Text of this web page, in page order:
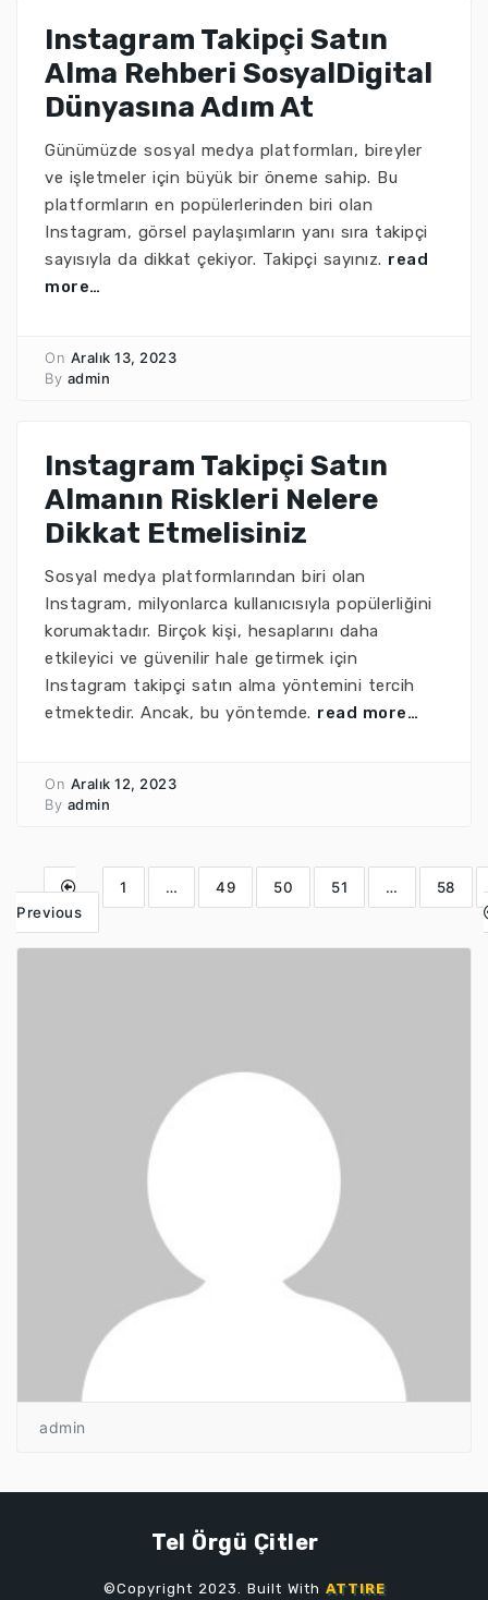
Instagram Takipçi Satın
Alma Rehberi SosyalDigital
Dünyasına Adım At
Günümüzde sosyal medya platformları, bireyler
ve işletmeler için büyük bir öneme sahip. Bu
platformların en popülerlerinden biri olan
Instagram, görsel paylaşımların yanı sıra takipçi
sayısıyla da dikkat çekiyor. Takipçi sayınız. read
more…
On Aralık 13, 2023
By admin
Instagram Takipçi Satın
Almanın Riskleri Nelere
Dikkat Etmelisiniz
Sosyal medya platformlarından biri olan
Instagram, milyonlarca kullanıcısıyla popülerliğini
korumaktadır. Birçok kişi, hesaplarını daha
etkileyici ve güvenilir hale getirmek için
Instagram takipçi satın alma yöntemini tercih
etmektedir. Ancak, bu yöntemde. read more…
On Aralık 12, 2023
By admin
Previous
1 … 49 50 51 … 58
admin
Tel Örgü Çitler
©Copyright 2023. Built With ATTIRE